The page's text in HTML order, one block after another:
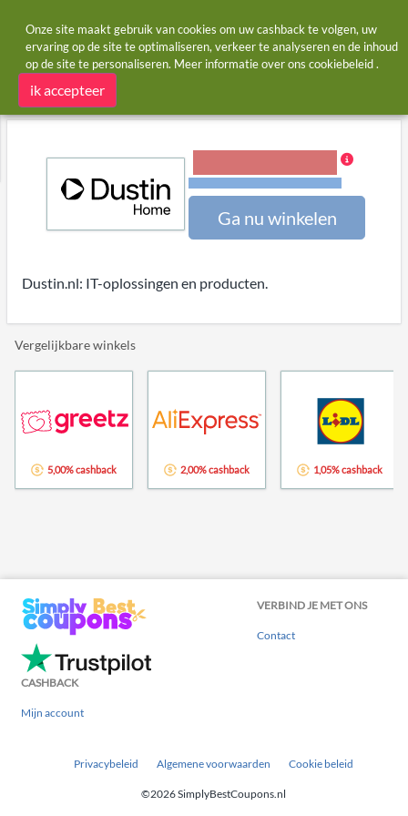
Startpagina Winkels Dustin.nl
Dustin.nl cashback
Ga nu winkelen
Dustin.nl: IT-oplossingen en producten.
Vergelijkbare winkels
5,00% cashback 2,00% cashback 1,05% cashback
VERBIND JE MET ONS
Contact
CASHBACK
Mijn account
Privacybeleid Algemene voorwaarden Cookie beleid
©2026 SimplyBestCoupons.nl
Onze site maakt gebruik van cookies om uw cashback te volgen, uw
ervaring op de site te optimaliseren, verkeer te analyseren en de inhoud
op de site te personaliseren. Meer informatie over ons cookiebeleid.
ik accepteer